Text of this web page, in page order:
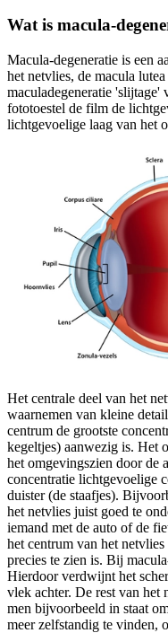
Wat is macula-
Macula-degeneratie is een
het netvlies, de macula
maculadegeneratie 'slijtage'
fototoestel de film de
lichtgevoelige laag van het
Het centrale deel van het
waarnemen van kleine
centrum de grootste
kegeltjes) aanwezig is. Het
het omgevingszien door de
concentratie lichtgevoelige
duister (de staafjes).
het netvlies juist goed te
iemand met de auto of de
het centrum van het
precies te zien is. Bij
Hierdoor verdwijnt het
vlek achter. De rest van
men bijvoorbeeld in staat
meer zelfstandig te vinden,